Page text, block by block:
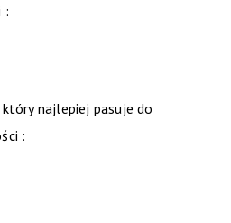
:
najlepiej pasuje do
: